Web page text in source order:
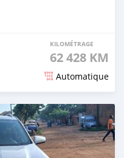
KILOMÉTRAGE
62 428 KM
Automatique